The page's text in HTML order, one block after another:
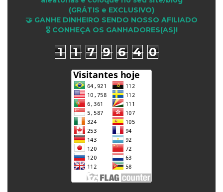
(GRÁTIS e EXCLUSIVO)
🤝 GANHE DINHEIRO SENDO NOSSO AFILIADO
🎖 CONHEÇA OS GANHADORES(AS)!
1 1 7 9 6 4 0